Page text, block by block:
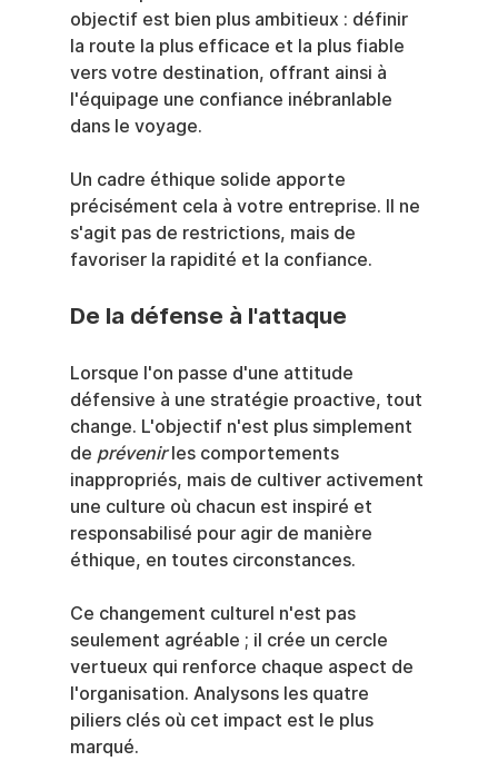
objectif est bien plus ambitieux : définir
la route la plus efficace et la plus fiable
vers votre destination, offrant ainsi à
l'équipage une confiance inébranlable
dans le voyage.
Un cadre éthique solide apporte
précisément cela à votre entreprise. Il ne
s'agit pas de restrictions, mais de
favoriser la rapidité et la confiance.
De la défense à l'attaque
Lorsque l'on passe d'une attitude
défensive à une stratégie proactive, tout
change. L'objectif n'est plus simplement
de prévenir les comportements
inappropriés, mais de cultiver activement
une culture où chacun est inspiré et
responsabilisé pour agir de manière
éthique, en toutes circonstances.
Ce changement culturel n'est pas
seulement agréable ; il crée un cercle
vertueux qui renforce chaque aspect de
l'organisation. Analysons les quatre
piliers clés où cet impact est le plus
marqué.